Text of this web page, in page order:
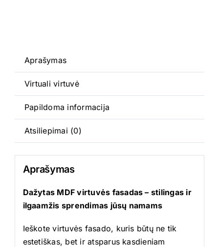
Aprašymas
Virtuali virtuvė
Papildoma informacija
Atsiliepimai (0)
Aprašymas
Dažytas MDF virtuvės fasadas – stilingas ir
ilgaamžis sprendimas jūsų namams
Ieškote virtuvės fasado, kuris būtų ne tik
estetiškas, bet ir atsparus kasdieniam